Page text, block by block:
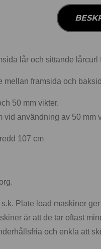
lår och sittande lårcurl
mellan framsida och
50 mm vikter.
vid användning av 50
107 cm
Plate load maskiner
är att de tar oftast
och enkla att